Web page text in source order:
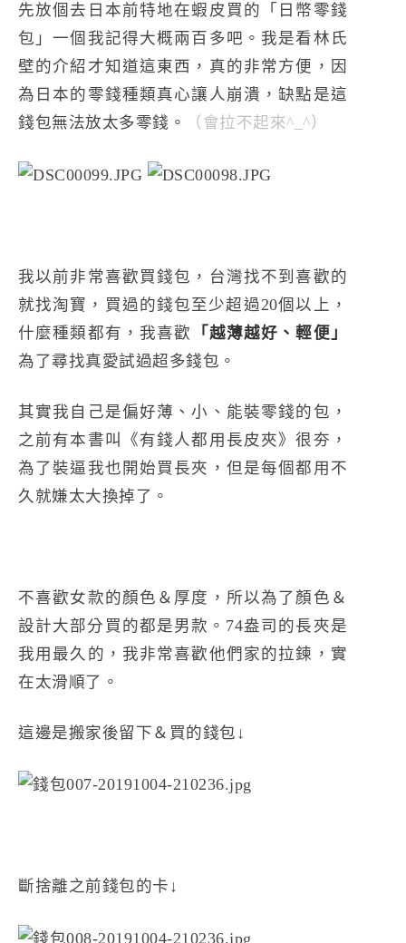
先放個去日本前特地在蝦皮買的「日幣零錢
包」一個我記得大概兩百多吧。我是看林氏
壁的介紹才知道這東西，真的非常方便，因
為日本的零錢種類真心讓人崩潰，缺點是這
錢包無法放太多零錢。
（會拉不起來^_^）
我以前非常喜歡買錢包，台灣找不到喜歡的
就找淘寶，買過的錢包至少超過20個以上，
什麼種類都有，我喜歡
「越薄越好、輕便」
為了尋找真愛試過超多錢包。
其實我自己是偏好薄、小、能裝零錢的包，
之前有本書叫《有錢人都用長皮夾》很夯，
為了裝逼我也開始買長夾，但是每個都用不
久就嫌太大換掉了。
不喜歡女款的顏色＆厚度，所以為了顏色＆
設計大部分買的都是男款。74盎司的長夾是
我用最久的，我非常喜歡他們家的拉鍊，實
在太滑順了。
這邊是搬家後留下＆買的錢包↓
斷捨離之前錢包的卡↓